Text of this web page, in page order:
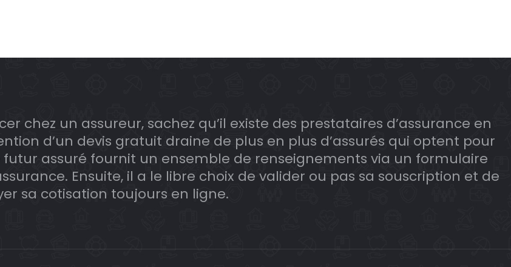
chez un assureur, sachez qu’il existe des prestataires d’assurance en
d’un devis gratuit draine de plus en plus d’assurés qui optent pour
assuré fournit un ensemble de renseignements via un formulaire
Ensuite, il a le libre choix de valider ou pas sa souscription et de
sa cotisation toujours en ligne.